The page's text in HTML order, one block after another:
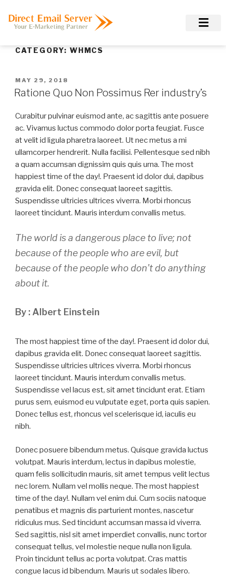
CATEGORY: WHMCS
MAY 29, 2018
Ratione Quo Non Possimus Rer industry’s
Curabitur pulvinar euismod ante, ac sagittis ante posuere
ac. Vivamus luctus commodo dolor porta feugiat. Fusce
at velit id ligula pharetra laoreet. Ut nec metus a mi
ullamcorper hendrerit. Nulla facilisi. Pellentesque sed nibh
a quam accumsan dignissim quis quis urna. The most
happiest time of the day!. Praesent id dolor dui, dapibus
gravida elit. Donec consequat laoreet sagittis.
Suspendisse ultricies ultrices viverra. Morbi rhoncus
laoreet tincidunt. Mauris interdum convallis metus.
The world is a dangerous place to live; not
because of the people who are evil, but
because of the people who don’t do anything
about it.
By : Albert Einstein
The most happiest time of the day!. Praesent id dolor dui,
dapibus gravida elit. Donec consequat laoreet sagittis.
Suspendisse ultricies ultrices viverra. Morbi rhoncus
laoreet tincidunt. Mauris interdum convallis metus.
Suspendisse vel lacus est, sit amet tincidunt erat. Etiam
purus sem, euismod eu vulputate eget, porta quis sapien.
Donec tellus est, rhoncus vel scelerisque id, iaculis eu
nibh.
Donec posuere bibendum metus. Quisque gravida luctus
volutpat. Mauris interdum, lectus in dapibus molestie,
quam felis sollicitudin mauris, sit amet tempus velit lectus
nec lorem. Nullam vel mollis neque. The most happiest
time of the day!. Nullam vel enim dui. Cum sociis natoque
penatibus et magnis dis parturient montes, nascetur
ridiculus mus. Sed tincidunt accumsan massa id viverra.
Sed sagittis, nisl sit amet imperdiet convallis, nunc tortor
consequat tellus, vel molestie neque nulla non ligula.
Proin tincidunt tellus ac porta volutpat. Cras mattis
congue lacus id bibendum. Mauris ut sodales libero.